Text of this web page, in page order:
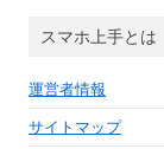
ブスマホ上手とは
運営者情報
サイトマップ